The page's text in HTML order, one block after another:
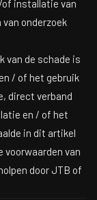
of installatie van
onderzoek
van de schade is
/ of het gebruik
direct verband
en / of het
in dit artikel
voorwaarden van
door JTB of